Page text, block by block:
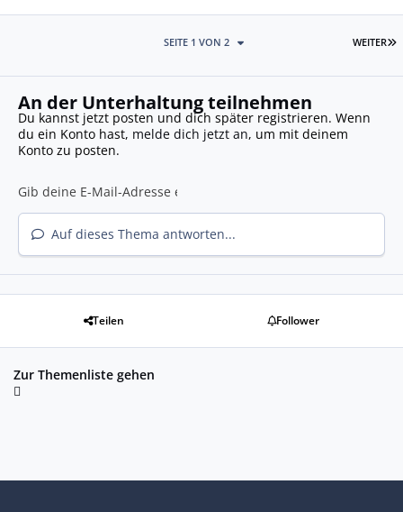
WEITER
SEITE 1 VON 2
An der Unterhaltung teilnehmen
Du kannst jetzt posten und dich später registrieren. Wenn
du ein Konto hast, melde dich jetzt an, um mit deinem
Konto zu posten.
Auf dieses Thema antworten...
Teilen Follower
Zur Themenliste gehen